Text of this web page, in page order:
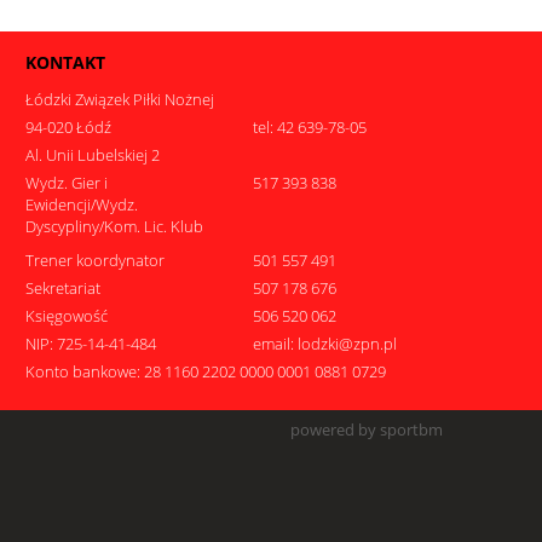
KONTAKT
Łódzki Związek Piłki Nożnej
94-020 Łódź
tel: 42 639-78-05
Al. Unii Lubelskiej 2
Wydz. Gier i
Ewidencji/Wydz.
Dyscypliny/Kom. Lic. Klub
517 393 838
Trener koordynator
501 557 491
Sekretariat
507 178 676
Księgowość
506 520 062
NIP: 725-14-41-484
email: lodzki@zpn.pl
Konto bankowe: 28 1160 2202 0000 0001 0881 0729
powered by sportbm